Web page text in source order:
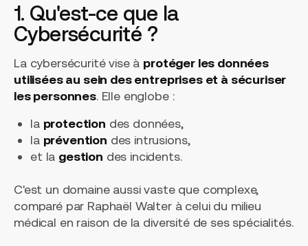
1. Qu'est-ce que la
Cybersécurité ?
La cybersécurité vise à protéger les données
utilisées au sein des entreprises et à sécuriser
les personnes. Elle englobe :
la protection des données,
la prévention des intrusions,
et la gestion des incidents.
C'est un domaine aussi vaste que complexe,
comparé par Raphaël Walter à celui du milieu
médical en raison de la diversité de ses spécialités.